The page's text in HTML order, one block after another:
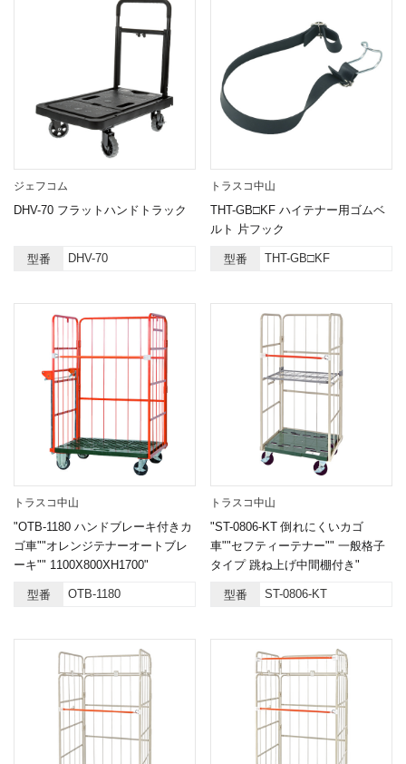
ジェフコム
DHV-70 フラットハンドトラック
型番 DHV-70
トラスコ中山
THT-GB□KF ハイテナー用ゴムベ
ルト 片フック
型番 THT-GB□KF
トラスコ中山
"OTB-1180 ハンドブレーキ付きカ
ゴ車""オレンジテナーオートブレ
ーキ"" 1100X800XH1700"
型番 OTB-1180
トラスコ中山
"ST-0806-KT 倒れにくいカゴ
車""セフティーテナー"" 一般格子
タイプ 跳ね上げ中間棚付き"
型番 ST-0806-KT